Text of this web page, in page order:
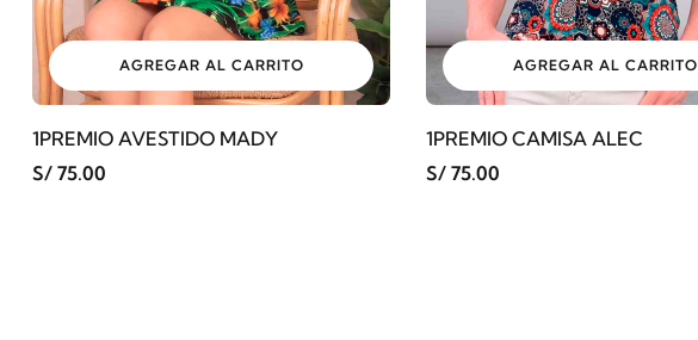
AGREGAR AL CARRITO
1PREMIO AVESTIDO MADY
S/ 75.00
AGREGAR AL CARRITO
1PREMIO CAMISA ALEC
S/ 75.00